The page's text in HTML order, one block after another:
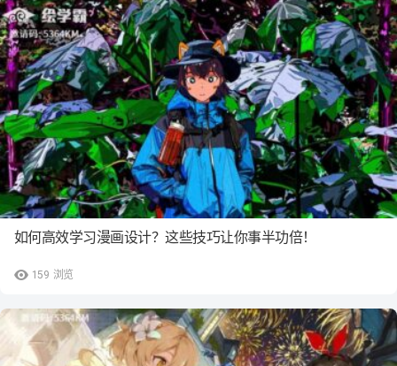
159 浏览
如何高效学习漫画设计？这些技巧让你事半功倍！